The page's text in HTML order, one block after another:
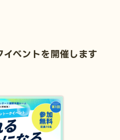
ベントを開催します